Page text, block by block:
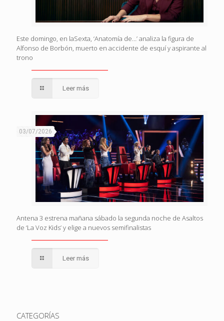
Este domingo, en laSexta, ‘Anatomía de…’ analiza la figura de
Alfonso de Borbón, muerto en accidente de esquí y aspirante al
trono
Leer más
03/07/2026
Antena 3 estrena mañana sábado la segunda noche de Asaltos
de ‘La Voz Kids’ y elige a nuevos semifinalistas
Leer más
CATEGORÍAS